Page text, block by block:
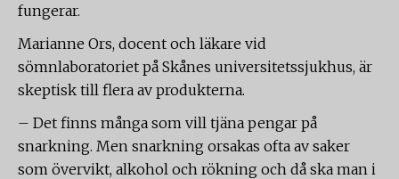
fungerar.
Marianne Ors, docent och läkare vid
sömnlaboratoriet på Skånes universitetssjukhus, är
skeptisk till flera av produkterna.
– Det finns många som vill tjäna pengar på
snarkning. Men snarkning orsakas ofta av saker
som övervikt, alkohol och rökning och då ska man i